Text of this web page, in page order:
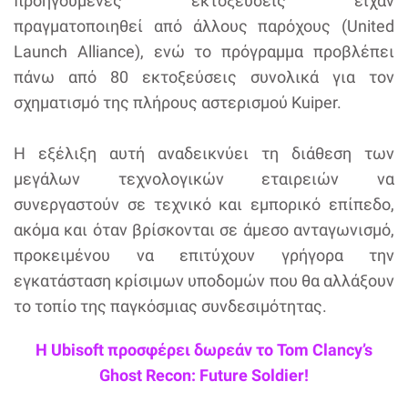
πραγματοποιηθεί από άλλους παρόχους (United
Launch Alliance), ενώ το πρόγραμμα προβλέπει
πάνω από 80 εκτοξεύσεις συνολικά για τον
σχηματισμό της πλήρους αστερισμού Kuiper.
Η εξέλιξη αυτή αναδεικνύει τη διάθεση των
μεγάλων τεχνολογικών εταιρειών να
συνεργαστούν σε τεχνικό και εμπορικό επίπεδο,
ακόμα και όταν βρίσκονται σε άμεσο ανταγωνισμό,
προκειμένου να επιτύχουν γρήγορα την
εγκατάσταση κρίσιμων υποδομών που θα αλλάξουν
το τοπίο της παγκόσμιας συνδεσιμότητας.
Η Ubisoft προσφέρει δωρεάν το Tom Clancy’s
Ghost Recon: Future Soldier!